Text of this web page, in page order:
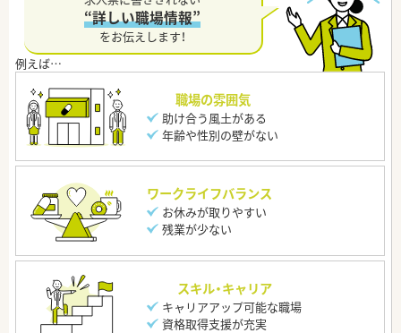
“詳しい職場情報”
をお伝えします！
職場の雰囲気
助け合う風土がある
年齢や性別の壁がない
ワークライフバランス
お休みが取りやすい
残業が少ない
スキル・キャリア
キャリアアップ可能な職場
資格取得支援が充実